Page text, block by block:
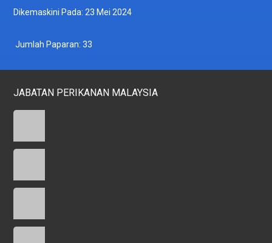
Dikemaskini Pada: 23 Mei 2024
Jumlah Paparan: 33
JABATAN PERIKANAN MALAYSIA